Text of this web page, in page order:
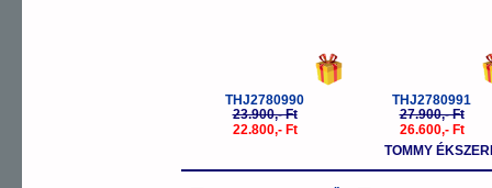
THJ2780990
23.900,- Ft
22.800,- Ft
THJ2780991
27.900,- Ft
26.600,- Ft
TOMMY